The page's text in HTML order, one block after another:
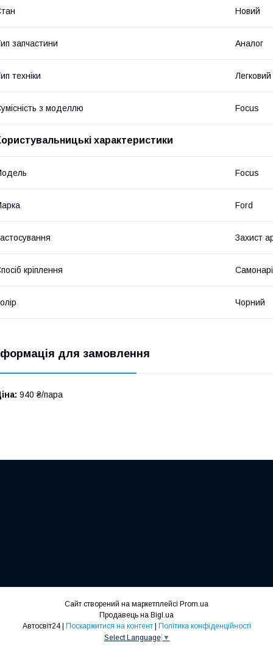
Новий
запчастини Аналог
техніки
з моделлю Focus
характеристики
Focus
Ford
Захист
кріплення
Чорний
для замовлення
940 ₴/пара
Сайт створений на маркетплейсі Prom.ua
Продавець на Bigl.ua
Автосвіт24 | Поскаржитися на контент | Політика конфіденційності
Select Language ▼